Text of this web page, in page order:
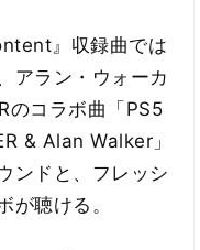
』収録曲では
アラン・ウォーカ
のコラボ曲「PS5
& Alan Walker」
ンドと、フレッシ
が聴ける。